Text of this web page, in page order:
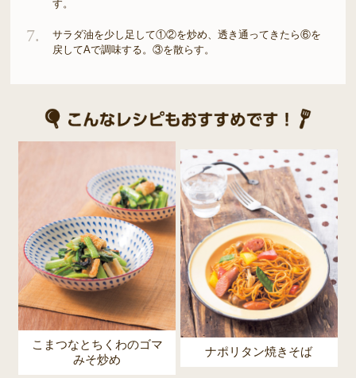
す。
7.
サラダ油を少し足して①②を炒め、透き通ってきたら⑥を
戻してAで調味する。③を散らす。
こまつなとちくわのゴマ
みそ炒め
ナポリタン焼きそば